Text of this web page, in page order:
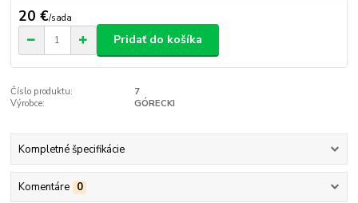
20 €/sada
Pridať do košíka
Číslo produktu:
7
Výrobce:
GÓRECKI
Kompletné špecifikácie
Komentáre 0